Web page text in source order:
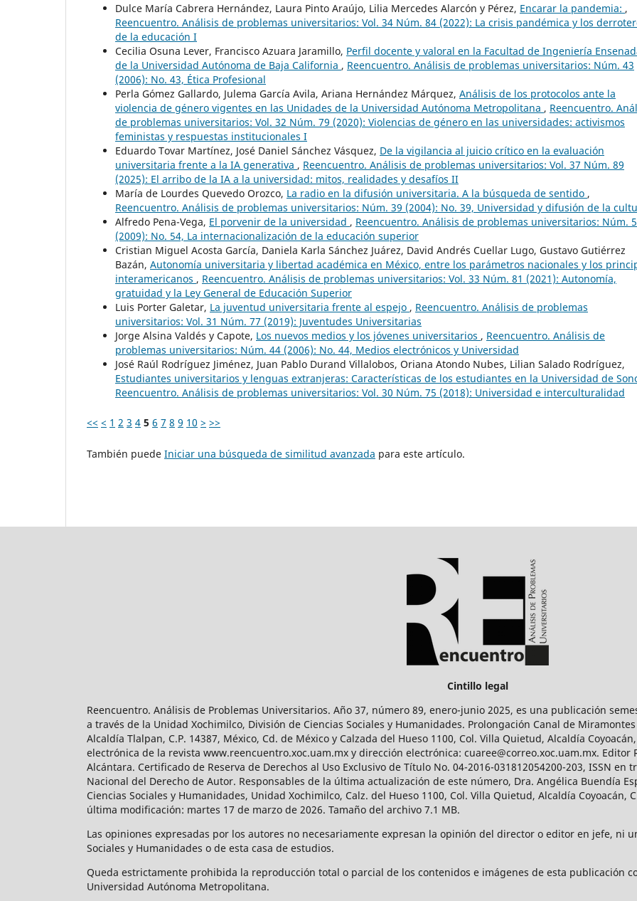
Dulce María Cabrera Hernández, Laura Pinto Araújo, Lilia Mercedes Alarcón y Pérez, Encarar la pandemia: ,
Reencuentro. Análisis de problemas universitarios: Vol. 34 Núm. 84 (2022): La crisis pandémica y los
de la educación I
Cecilia Osuna Lever, Francisco Azuara Jaramillo, Perfil docente y valoral en la Facultad de Ingeniería
de la Universidad Autónoma de Baja California , Reencuentro. Análisis de problemas universitarios: Núm. 43
(2006): No. 43, Ética Profesional
Perla Gómez Gallardo, Julema García Avila, Ariana Hernández Márquez, Análisis de los protocolos ante la
violencia de género vigentes en las Unidades de la Universidad Autónoma Metropolitana , Reencuentro.
de problemas universitarios: Vol. 32 Núm. 79 (2020): Violencias de género en las universidades: activismos
feministas y respuestas institucionales I
Eduardo Tovar Martínez, José Daniel Sánchez Vásquez, De la vigilancia al juicio crítico en la evaluación
universitaria frente a la IA generativa , Reencuentro. Análisis de problemas universitarios: Vol. 37 Núm. 89
(2025): El arribo de la IA a la universidad: mitos, realidades y desafíos II
María de Lourdes Quevedo Orozco, La radio en la difusión universitaria. A la búsqueda de sentido ,
Reencuentro. Análisis de problemas universitarios: Núm. 39 (2004): No. 39, Universidad y difusión de la
Alfredo Pena-Vega, El porvenir de la universidad , Reencuentro. Análisis de problemas universitarios: Núm.
(2009): No. 54, La internacionalización de la educación superior
Cristian Miguel Acosta García, Daniela Karla Sánchez Juárez, David Andrés Cuellar Lugo, Gustavo Gutiérrez
Bazán, Autonomía universitaria y libertad académica en México, entre los parámetros nacionales y los
interamericanos , Reencuentro. Análisis de problemas universitarios: Vol. 33 Núm. 81 (2021): Autonomía,
gratuidad y la Ley General de Educación Superior
Luis Porter Galetar, La juventud universitaria frente al espejo , Reencuentro. Análisis de problemas
universitarios: Vol. 31 Núm. 77 (2019): Juventudes Universitarias
Jorge Alsina Valdés y Capote, Los nuevos medios y los jóvenes universitarios , Reencuentro. Análisis de
problemas universitarios: Núm. 44 (2006): No. 44, Medios electrónicos y Universidad
José Raúl Rodríguez Jiménez, Juan Pablo Durand Villalobos, Oriana Atondo Nubes, Lilian Salado Rodríguez,
Estudiantes universitarios y lenguas extranjeras: Características de los estudiantes en la Universidad de
Reencuentro. Análisis de problemas universitarios: Vol. 30 Núm. 75 (2018): Universidad e interculturalidad
<< < 1 2 3 4 5 6 7 8 9 10 > >>
También puede Iniciar una búsqueda de similitud avanzada para este artículo.
Cintillo legal
Reencuentro. Análisis de Problemas Universitarios. Año 37, número 89, enero-junio 2025, es una publicación
a través de la Unidad Xochimilco, División de Ciencias Sociales y Humanidades. Prolongación Canal de Miramontes
Alcaldía Tlalpan, C.P. 14387, México, Cd. de México y Calzada del Hueso 1100, Col. Villa Quietud, Alcaldía
electrónica de la revista www.reencuentro.xoc.uam.mx y dirección electrónica: cuaree@correo.xoc.uam.mx. Editor
Alcántara. Certificado de Reserva de Derechos al Uso Exclusivo de Título No. 04-2016-031812054200-203, ISSN
Nacional del Derecho de Autor. Responsables de la última actualización de este número, Dra. Angélica Buendía
Ciencias Sociales y Humanidades, Unidad Xochimilco, Calz. del Hueso 1100, Col. Villa Quietud, Alcaldía Coyoacán,
última modificación: martes 17 de marzo de 2026. Tamaño del archivo 7.1 MB.
Las opiniones expresadas por los autores no necesariamente expresan la opinión del director o editor en jefe, ni
Sociales y Humanidades o de esta casa de estudios.
Queda estrictamente prohibida la reproducción total o parcial de los contenidos e imágenes de esta publicación
Universidad Autónoma Metropolitana.